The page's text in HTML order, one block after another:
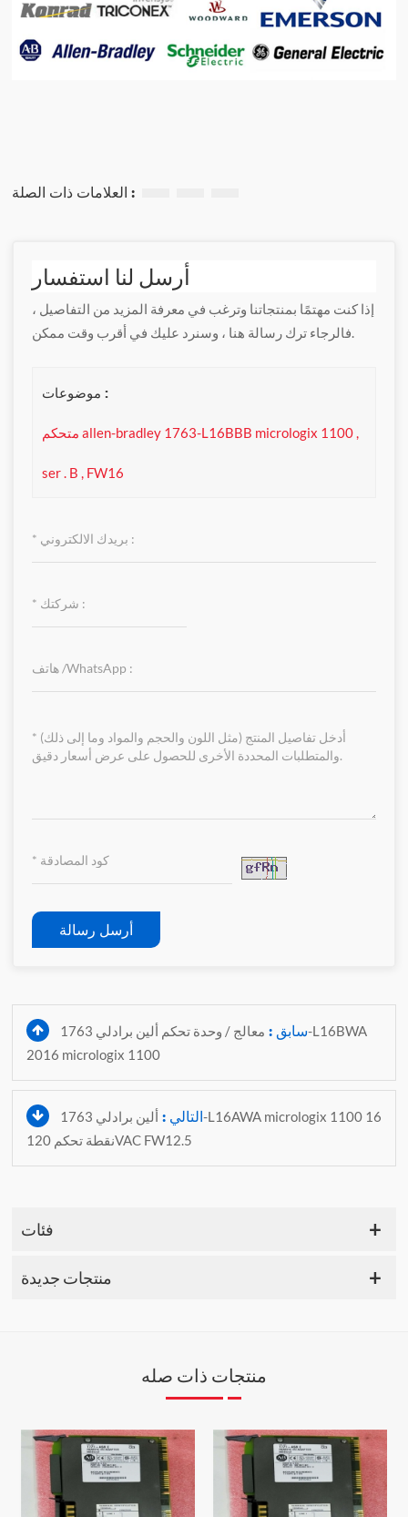
العلامات ذات الصلة :
أرسل لنا استفسار
إذا كنت مهتمًا بمنتجاتنا وترغب في معرفة المزيد من التفاصيل ،
فالرجاء ترك رسالة هنا ، وسنرد عليك في أقرب وقت ممكن.
موضوعات :
متحكم allen-bradley 1763-L16BBB micrologix 1100 ,
ser . B , FW16
أرسل رسالة
سابق :
معالج / وحدة تحكم ألين برادلي 1763-L16BWA
2016 micrologix 1100
التالي :
ألين برادلي 1763-L16AWA micrologix 1100 16
نقطة تحكم 120VAC FW12.5
فئات
منتجات جديدة
منتجات ذات صله